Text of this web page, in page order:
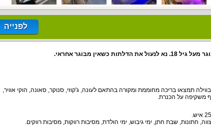
לפנייה
מבוגר אחראי.
תמצאו בריכה מחוממת ומקורה בהתאם לעונה, ג'קוזי, סנוקר, סאונה, הוקי אוויר,
חתונות, שבת חתן, ימי גיבוש, ימי הולדת, מסיבות רווקות, מסיבות רווקים.